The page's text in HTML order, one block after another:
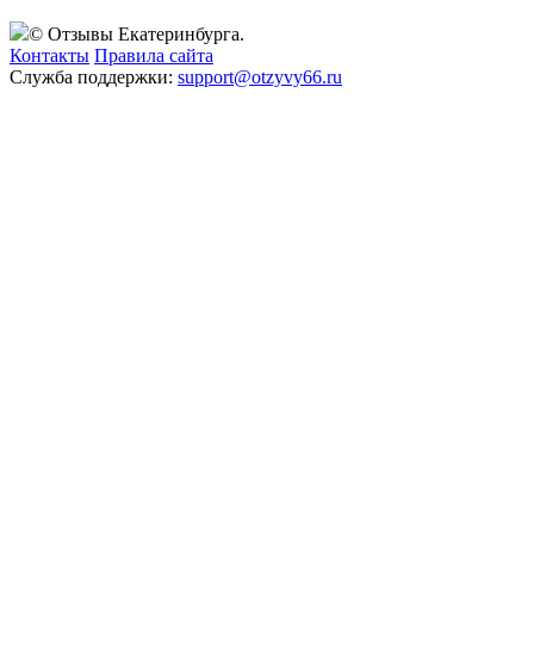
© Отзывы Екатеринбурга.
Контакты Правила сайта
Служба поддержки: support@otzyvy66.ru